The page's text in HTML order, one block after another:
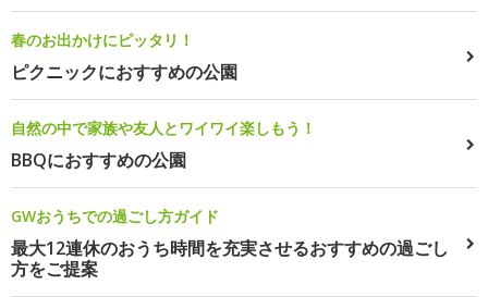
春のお出かけにピッタリ！
ピクニックにおすすめの公園
自然の中で家族や友人とワイワイ楽しもう！
BBQにおすすめの公園
GWおうちでの過ごし方ガイド
最大12連休のおうち時間を充実させるおすすめの過ごし
方をご提案